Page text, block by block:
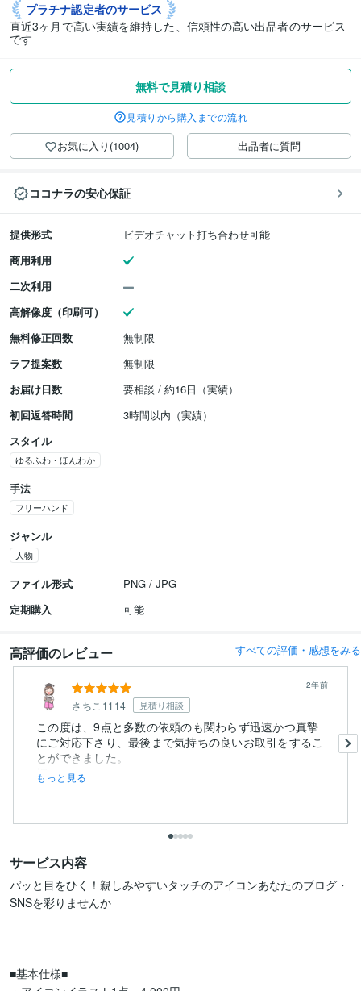
プラチナ認定者のサービス
直近3ヶ月で高い実績を維持した、信頼性の高い出品者のサービス
です
無料で見積り相談
見積りから購入までの流れ
お気に入り(1004) 出品者に質問
ココナラの安心保証
提供形式
ビデオチャット打ち合わせ可能
商用利用
二次利用
高解像度（印刷可）
無料修正回数
無制限
ラフ提案数
無制限
お届け日数
要相談 / 約16日（実績）
初回返答時間
3時間以内（実績）
スタイル
ゆるふわ・ほんわか
手法
フリーハンド
ジャンル
人物
ファイル形式
PNG / JPG
定期購入
可能
高評価のレビュー すべての評価・感想をみる
さちこ1114 見積り相談
2年前
この度は、9点と多数の依頼のも関わらず迅速かつ真摯
にご対応下さり、最後まで気持ちの良いお取引をするこ
とができました。
細...
もっと見る
サービス内容
パッと目をひく！親しみやすいタッチのアイコンあなたのブログ・
SNSを彩りませんか
■基本仕様■